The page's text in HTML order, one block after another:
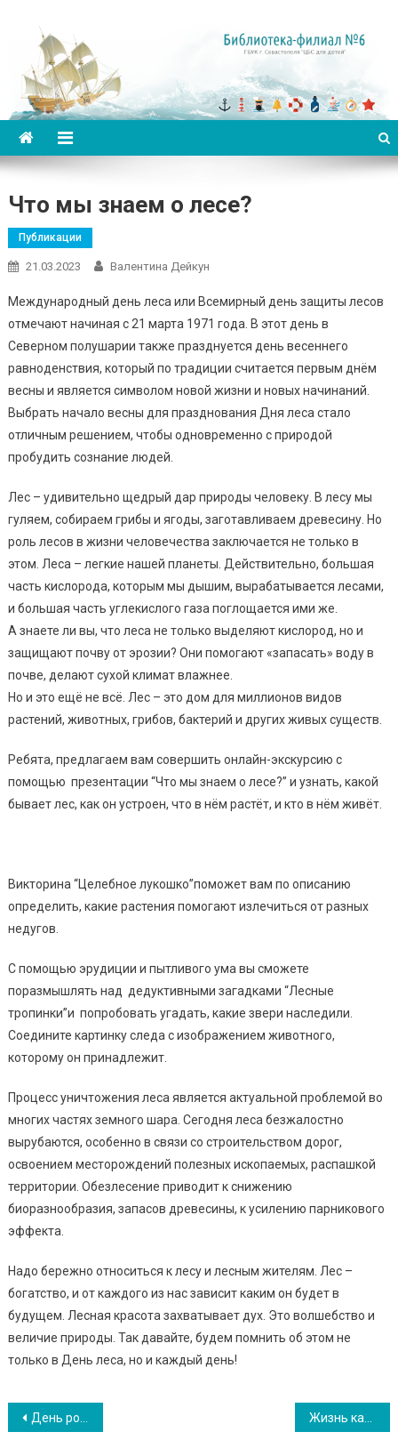
Библиотека-филиал №6 для
детей
Что мы знаем о лесе?
Публикации
21.03.2023 Валентина Дейкун
Международный день леса или Всемирный день защиты лесов
отмечают начиная с 21 марта 1971 года. В этот день в
Северном полушарии также празднуется день весеннего
равноденствия, который по традиции считается первым днём
весны и является символом новой жизни и новых начинаний.
Выбрать начало весны для празднования Дня леса стало
отличным решением, чтобы одновременно с природой
пробудить сознание людей.
Лес – удивительно щедрый дар природы человеку. В лесу мы
гуляем, собираем грибы и ягоды, заготавливаем древесину. Но
роль лесов в жизни человечества заключается не только в
этом. Леса – легкие нашей планеты. Действительно, большая
часть кислорода, которым мы дышим, вырабатывается лесами,
и большая часть углекислого газа поглощается ими же.
А знаете ли вы, что леса не только выделяют кислород, но и
защищают почву от эрозии? Они помогают «запасать» воду в
почве, делают сухой климат влажнее.
Но и это ещё не всё. Лес – это дом для миллионов видов
растений, животных, грибов, бактерий и других живых существ.
Ребята, предлагаем вам совершить онлайн-экскурсию с
помощью презентации “Что мы знаем о лесе?” и узнать, какой
бывает лес, как он устроен, что в нём растёт, и кто в нём живёт.
Викторина “Целебное лукошко”поможет вам по описанию
определить, какие растения помогают излечиться от разных
недугов.
С помощью эрудиции и пытливого ума вы сможете
поразмышлять над дедуктивными загадками “Лесные
тропинки”и попробовать угадать, какие звери наследили.
Соедините картинку следа с изображением животного,
которому он принадлежит.
Процесс уничтожения леса является актуальной проблемой во
многих частях земного шара. Сегодня леса безжалостно
вырубаются, особенно в связи со строительством дорог,
освоением месторождений полезных ископаемых, распашкой
территории. Обезлесение приводит к снижению
биоразнообразия, запасов древесины, к усилению парникового
эффекта.
Надо бережно относиться к лесу и лесным жителям. Лес –
богатство, и от каждого из нас зависит каким он будет в
будущем. Лесная красота захватывает дух. Это волшебство и
величие природы. Так давайте, будем помнить об этом не
только в День леса, но и каждый день!
Навигация
День рождения Гагарина Жизнь как ценность